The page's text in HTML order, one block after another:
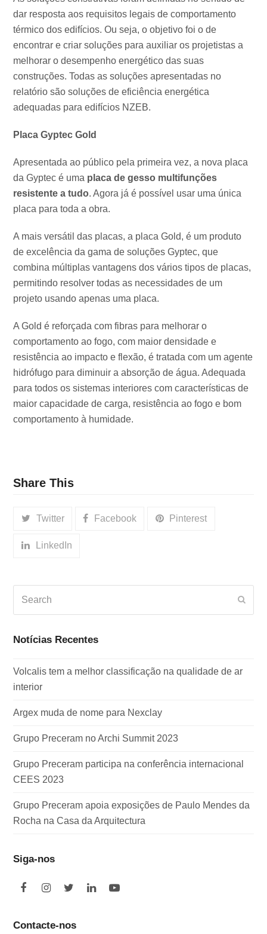
dar resposta aos requisitos legais de comportamento
térmico dos edifícios. Ou seja, o objetivo foi o de
encontrar e criar soluções para auxiliar os projetistas a
melhorar o desempenho energético das suas
construções. Todas as soluções apresentadas no
relatório são soluções de eficiência energética
adequadas para edifícios NZEB.
Placa Gyptec Gold
Apresentada ao público pela primeira vez, a nova placa
da Gyptec é uma placa de gesso multifunções
resistente a tudo. Agora já é possível usar uma única
placa para toda a obra.
A mais versátil das placas, a placa Gold, é um produto
de excelência da gama de soluções Gyptec, que
combina múltiplas vantagens dos vários tipos de placas,
permitindo resolver todas as necessidades de um
projeto usando apenas uma placa.
A Gold é reforçada com fibras para melhorar o
comportamento ao fogo, com maior densidade e
resistência ao impacto e flexão, é tratada com um agente
hidrófugo para diminuir a absorção de água. Adequada
para todos os sistemas interiores com características de
maior capacidade de carga, resistência ao fogo e bom
comportamento à humidade.
Share This
Twitter Facebook Pinterest
LinkedIn
Notícias Recentes
Volcalis tem a melhor classificação na qualidade de ar
interior
Argex muda de nome para Nexclay
Grupo Preceram no Archi Summit 2023
Grupo Preceram participa na conferência internacional
CEES 2023
Grupo Preceram apoia exposições de Paulo Mendes da
Rocha na Casa da Arquitectura
Siga-nos
F
e
I
t
T
t
L
Y
Contacte-nos